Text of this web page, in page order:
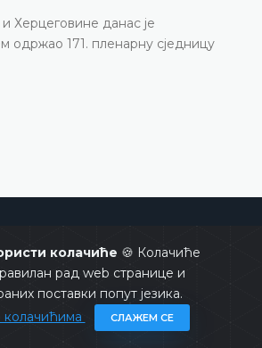
колачиће 🍪 Колачиће
рад web странице и
поставки попут језика.
колачићима
СЛАЖЕМ СЕ
Херцеговине данас је
одржао 171. пленарну сједницу
Уставни суд БиХСва права задржана.